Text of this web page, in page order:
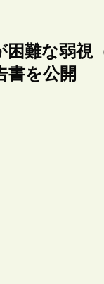
困難な弱
書を公開